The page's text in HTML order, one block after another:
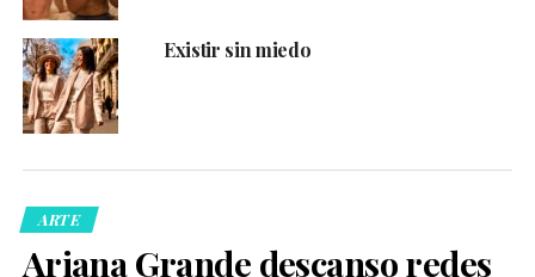
Existir sin miedo
ARTE
Ariana Grande descanso redes